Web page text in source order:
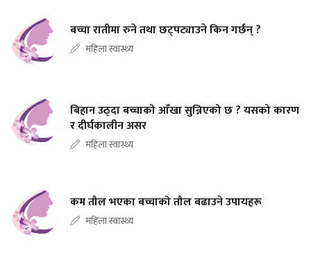
बच्चा रातीमा रुने तथा छट्पट्याउने किन गर्छन् ?
महिला स्वास्थ्य
बिहान उठ्दा बच्चाको आँखा सुन्निएको छ ? यसको कारण
र दीर्घकालीन असर
महिला स्वास्थ्य
कम तौल भएका बच्चाको तौल बढाउने उपायहरू
महिला स्वास्थ्य